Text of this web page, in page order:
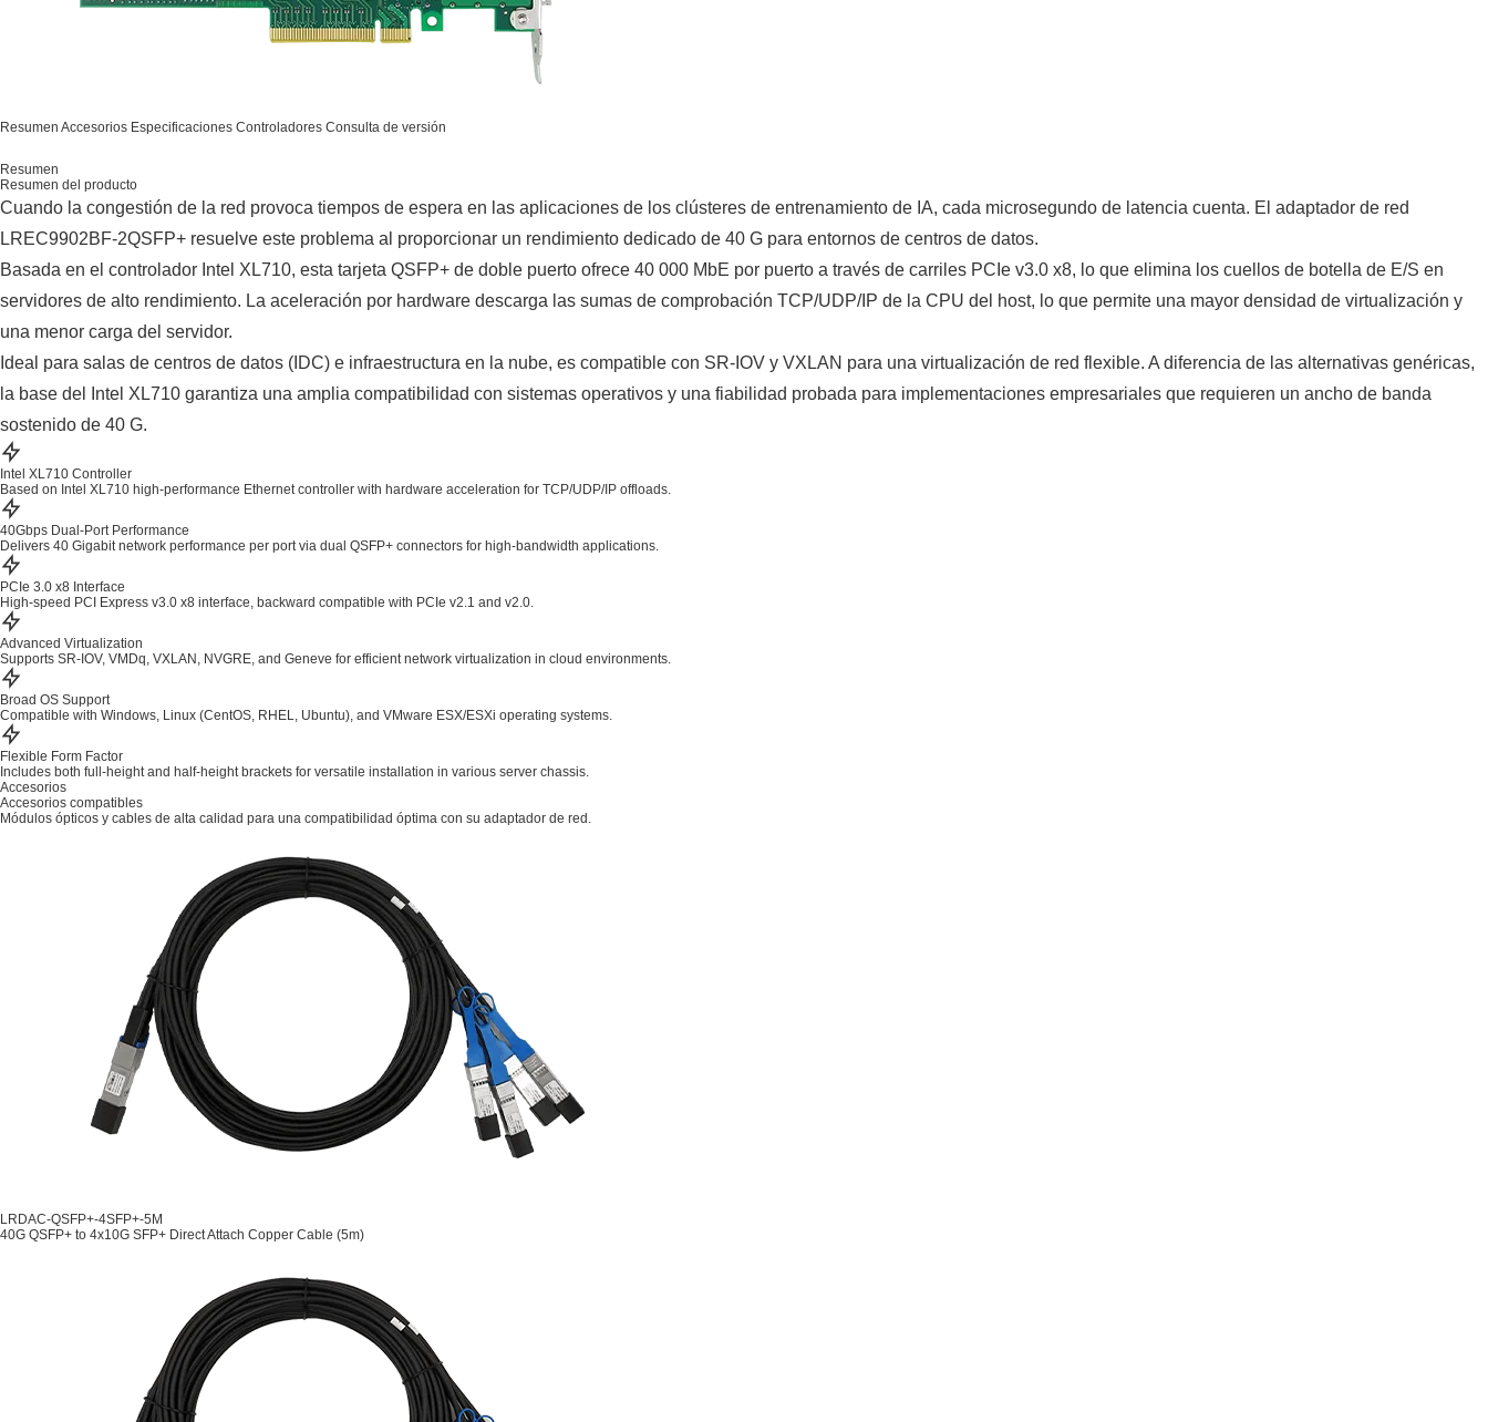
Resumen Accesorios Especificaciones Controladores Consulta de versión
Resumen
Resumen del producto
Cuando la congestión de la red provoca tiempos de espera en las aplicaciones de los clústeres de entrenamiento de IA, cada microsegundo de latencia cuenta. El adaptador de red
LREC9902BF-2QSFP+ resuelve este problema al proporcionar un rendimiento dedicado de 40 G para entornos de centros de datos.
Basada en el controlador Intel XL710, esta tarjeta QSFP+ de doble puerto ofrece 40 000 MbE por puerto a través de carriles PCIe v3.0 x8, lo que elimina los cuellos de botella de E/S en
servidores de alto rendimiento. La aceleración por hardware descarga las sumas de comprobación TCP/UDP/IP de la CPU del host, lo que permite una mayor densidad de virtualización y
una menor carga del servidor.
Ideal para salas de centros de datos (IDC) e infraestructura en la nube, es compatible con SR-IOV y VXLAN para una virtualización de red flexible. A diferencia de las alternativas genéricas,
la base del Intel XL710 garantiza una amplia compatibilidad con sistemas operativos y una fiabilidad probada para implementaciones empresariales que requieren un ancho de banda
sostenido de 40 G.
Intel XL710 Controller
Based on Intel XL710 high-performance Ethernet controller with hardware acceleration for TCP/UDP/IP offloads.
40Gbps Dual-Port Performance
Delivers 40 Gigabit network performance per port via dual QSFP+ connectors for high-bandwidth applications.
PCIe 3.0 x8 Interface
High-speed PCI Express v3.0 x8 interface, backward compatible with PCIe v2.1 and v2.0.
Advanced Virtualization
Supports SR-IOV, VMDq, VXLAN, NVGRE, and Geneve for efficient network virtualization in cloud environments.
Broad OS Support
Compatible with Windows, Linux (CentOS, RHEL, Ubuntu), and VMware ESX/ESXi operating systems.
Flexible Form Factor
Includes both full-height and half-height brackets for versatile installation in various server chassis.
Accesorios
Accesorios compatibles
Módulos ópticos y cables de alta calidad para una compatibilidad óptima con su adaptador de red.
LRDAC-QSFP+-4SFP+-5M
40G QSFP+ to 4x10G SFP+ Direct Attach Copper Cable (5m)